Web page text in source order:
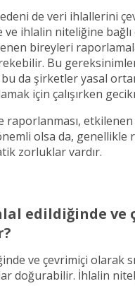
de veri ihlallerini
ve ihlalin niteliğine
bireyleri
Bu
da şirketler yasal
için çalışırken
raporlanması,
olsa da, genellikle
zorluklar vardır.
edildiğinde ve
ve çevrimiçi olarak
doğurabilir. İhlalin